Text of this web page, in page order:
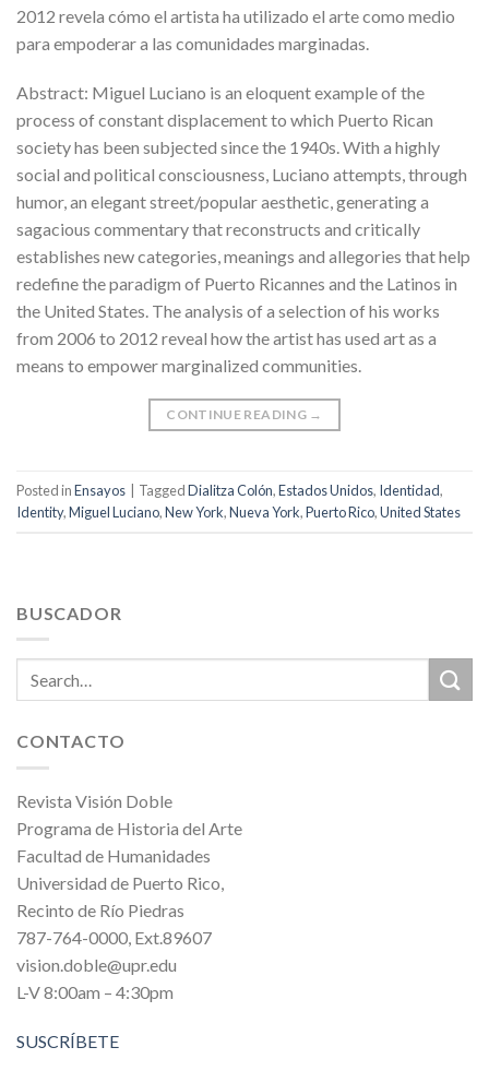
2012 revela cómo el artista ha utilizado el arte como medio
para empoderar a las comunidades marginadas.
Abstract: Miguel Luciano is an eloquent example of the
process of constant displacement to which Puerto Rican
society has been subjected since the 1940s. With a highly
social and political consciousness, Luciano attempts, through
humor, an elegant street/popular aesthetic, generating a
sagacious commentary that reconstructs and critically
establishes new categories, meanings and allegories that help
redefine the paradigm of Puerto Ricannes and the Latinos in
the United States. The analysis of a selection of his works
from 2006 to 2012 reveal how the artist has used art as a
means to empower marginalized communities.
CONTINUE READING →
Posted inEnsayos TaggedDialitza Colón,Estados Unidos, Identidad,
Identity,Miguel Luciano,New York,Nueva York,Puerto Rico,United States
BUSCADOR
CONTACTO
Revista Visión Doble
Programa de Historia del Arte
Facultad de Humanidades
Universidad de Puerto Rico,
Recinto de Río Piedras
787-764-0000, Ext.89607
vision.doble@upr.edu
L-V 8:00am – 4:30pm
SUSCRÍBETE